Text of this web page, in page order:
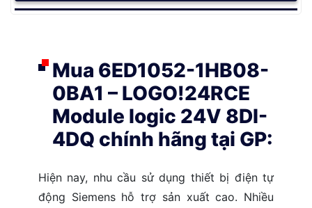
Mua 6ED1052-1HB08-
0BA1 – LOGO!24RCE
Module logic 24V 8DI-
4DQ chính hãng tại GP:
Hiện nay, nhu cầu sử dụng thiết bị điện tự
động Siemens hỗ trợ sản xuất cao. Nhiều